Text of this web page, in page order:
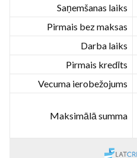
Saņemšanas laiks
Pirmais bez maksas
Darba laiks
Pirmais kredīts
Vecuma ierobežojums
Maksimālā summa